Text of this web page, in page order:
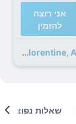
אני רוצה
להזמין
38 מבצעים נוספים לVilla Florentine, A Beauvallon Hotel & Spa
שאלות נפוצות